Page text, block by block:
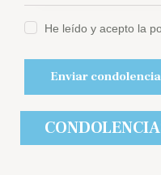
He leído y acepto la